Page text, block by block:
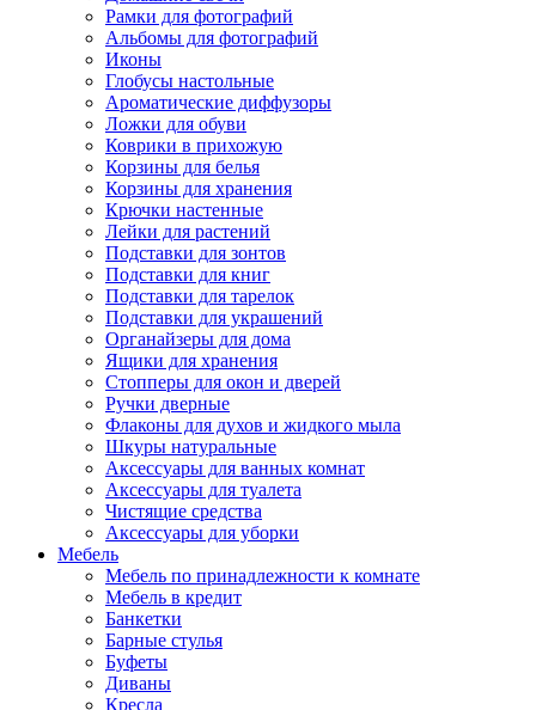
Рамки для фотографий
Альбомы для фотографий
Иконы
Глобусы настольные
Ароматические диффузоры
Ложки для обуви
Коврики в прихожую
Корзины для белья
Корзины для хранения
Крючки настенные
Лейки для растений
Подставки для зонтов
Подставки для книг
Подставки для тарелок
Подставки для украшений
Органайзеры для дома
Ящики для хранения
Стопперы для окон и дверей
Ручки дверные
Флаконы для духов и жидкого мыла
Шкуры натуральные
Аксессуары для ванных комнат
Аксессуары для туалета
Чистящие средства
Аксессуары для уборки
Мебель
Мебель по принадлежности к комнате
Мебель в кредит
Банкетки
Барные стулья
Буфеты
Диваны
Кресла